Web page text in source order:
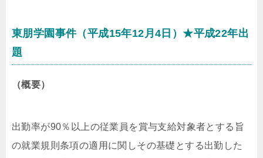
東朋学園事件（平成15年12月4日）★平成22年出
題
（概要）
出勤率が90％以上の従業員を賞与支給対象者とする旨
の就業規則条項の適用に関しその基礎とする出勤した